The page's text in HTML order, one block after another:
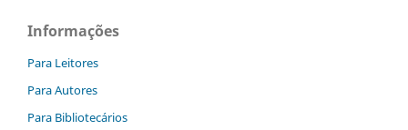
Informações
Para Leitores
Para Autores
Para Bibliotecários